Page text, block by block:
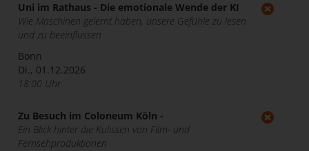
Uni im Rathaus - Die emotionale Wende der KI
Wie Maschinen gelernt haben, unsere Gefühle zu lesen
und zu beeinflussen
Bonn
Di., 01.12.2026
18:00 Uhr
Zu Besuch im Coloneum Köln -
Ein Blick hinter die Kulissen von Film- und
Fernsehproduktionen